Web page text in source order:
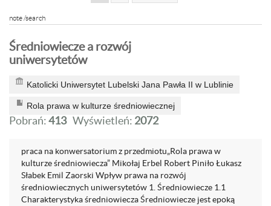
note /search
Średniowiecze a rozwój
uniwersytetów
Katolicki Uniwersytet Lubelski Jana Pawła II w Lublinie
Rola prawa w kulturze średniowiecznej
Pobrań:413 Wyświetleń: 2072
praca na konwersatorium z przedmiotu„Rola prawa w
kulturze średniowiecza” Mikołaj Erbel Robert Piniło Łukasz
Słabek Emil Zaorski Wpływ prawa na rozwój
średniowiecznych uniwersytetów 1. Średniowiecze 1.1
Charakterystyka średniowiecza Średniowiecze jest epoką